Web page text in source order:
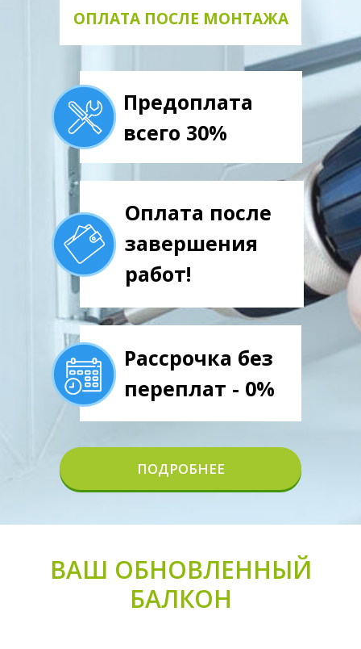
ОПЛАТА ПОСЛЕ МОНТАЖА
ПОДРОБНЕЕ
Предоплата
всего 30%
Оплата после
завершения
работ!
Рассрочка без
переплат - 0%
ВАШ ОБНОВЛЕННЫЙ
БАЛКОН